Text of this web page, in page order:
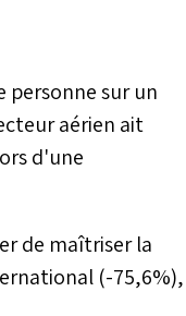
sur un
aérien ait
d'une
de maîtriser la
(-75,6%),